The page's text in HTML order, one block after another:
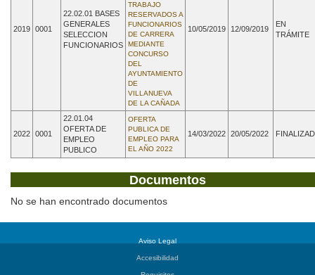
2019 0001
22.02.01 BASES
GENERALES
SELECCION
FUNCIONARIOS
TRABAJO
RESERVADOS A
FUNCIONARIOS
DE CARRERA
MEDIANTE
CONCURSO
DEL
AYUNTAMIENTO
DE
VILLANUEVA
DE LA CAÑADA
10/05/2019 12/09/2019
EN
TRÁMITE
2022 0001
22.01.04
OFERTA DE
EMPLEO
PUBLICO
OFERTA
PUBLICA DE
EMPLEO PARA
EL AÑO 2022
14/03/2022 20/05/2022
Documentos
No se han encontrado documentos
Aviso Legal
Accesibilidad